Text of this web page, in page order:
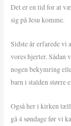
Det er en tid for at
sig på Jesu komme.
Sidste år erfarede vi
vores hjerter. Sådan
nogen bekymring
barn i stalden større
Også her i kirken
gå 4 søndage før vi